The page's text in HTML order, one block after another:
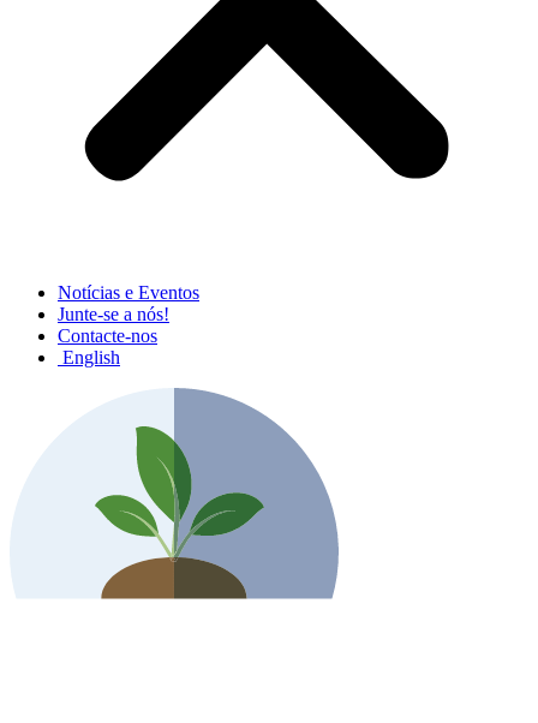
Notícias e Eventos
Junte-se a nós!
Contacte-nos
English